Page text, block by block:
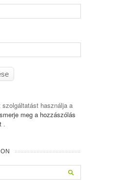
használja a
meg a hozzászólás
.